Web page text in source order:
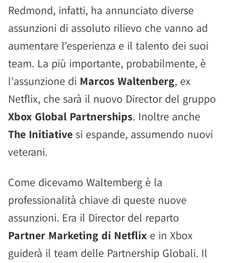
Redmond, infatti, ha annunciato diverse
assunzioni di assoluto rilievo che vanno ad
aumentare l'esperienza e il talento dei suoi
team. La più importante, probabilmente, è
l'assunzione di Marcos Waltenberg, ex
Netflix, che sarà il nuovo Director del gruppo
Xbox Global Partnerships. Inoltre anche
The Initiative si espande, assumendo nuovi
veterani.
Come dicevamo Waltemberg è la
professionalità chiave di queste nuove
assunzioni. Era il Director del reparto
Partner Marketing di Netflix e in Xbox
guiderà il team delle Partnership Globali. Il